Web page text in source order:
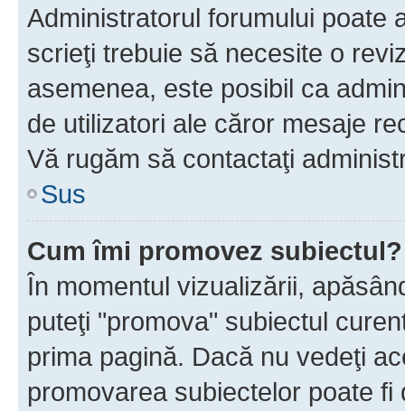
Administratorul forumului poate
scrieţi trebuie să necesite o
asemenea, este posibil ca
de utilizatori ale căror mesaje
Vă rugăm să contactaţi
Sus
Cum îmi promovez subiectul?
În momentul vizualizării,
puteţi "promova" subiectul
prima pagină. Dacă nu vedeţi
promovarea subiectelor poate